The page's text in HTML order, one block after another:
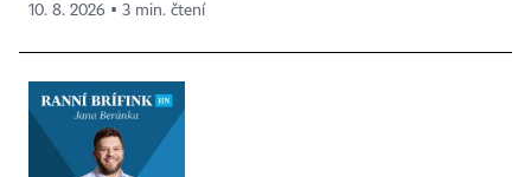
10. 8. 2026 ▪ 3 min. čtení